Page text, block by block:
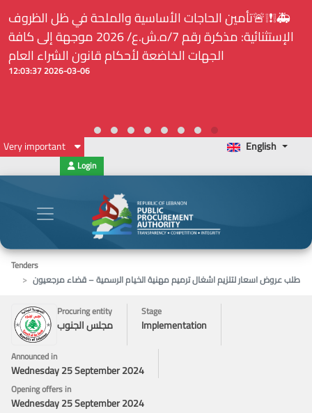
⚠️... ويكون النشر إلزامياً على المنصة الإلكترونيّة المركزيّة
لدى هيئة الشراء العام... الخ. (المادة 109 : الشفافية)
2026-02-24 13:48:11
Very important English
Login
Tenders
طلب عروض اسعار لتلزيم اشغال ترميم مهنية الخيام الرسمية – قضاء مرجعيون
Procuring entity
مجلس الجنوب
Stage
Implementation
Announced in
Wednesday 25 September 2024
Opening offers in
Wednesday 25 September 2024